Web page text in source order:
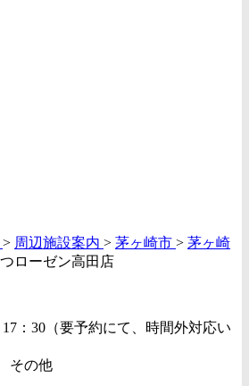
> 周辺施設案内 > 茅ヶ崎市 > 茅ヶ崎
ローゼン高田店
：30（要予約にて、時間外対応い
その他